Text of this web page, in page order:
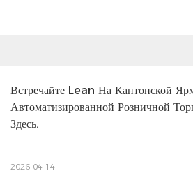
Встречайте Lean На Кантонской
Автоматизированной Розничной
Здесь.
2026-04-14